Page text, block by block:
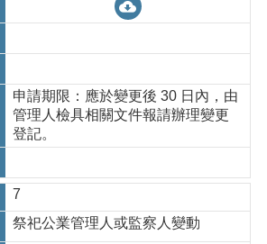
申請期限：應於變更後 30 日內，由
管理人檢具相關文件報請辦理變更
登記。
7
祭祀公業管理人或監察人變動